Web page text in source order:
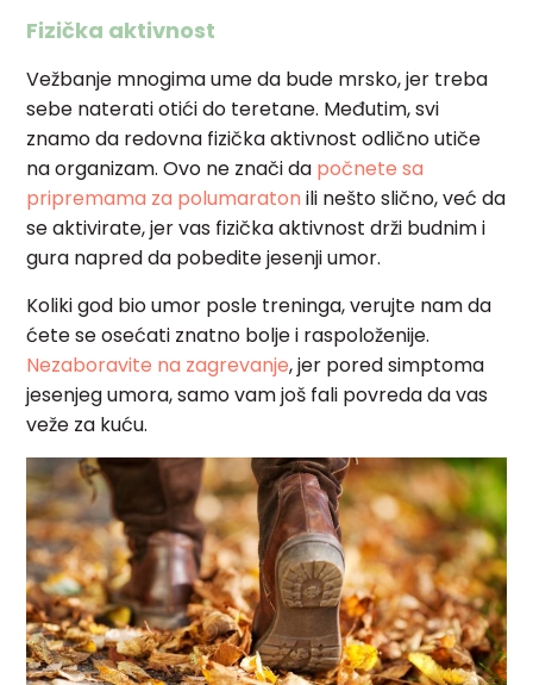
Fizička aktivnost
Vežbanje mnogima ume da bude mrsko, jer treba
sebe naterati otići do teretane. Međutim, svi
znamo da redovna fizička aktivnost odlično utiče
na organizam. Ovo ne znači da počnete sa
pripremama za polumaraton ili nešto slično, već da
se aktivirate, jer vas fizička aktivnost drži budnim i
gura napred da pobedite jesenji umor.
Koliki god bio umor posle treninga, verujte nam da
ćete se osećati znatno bolje i raspoloženije.
Nezaboravite na zagrevanje, jer pored simptoma
jesenjeg umora, samo vam još fali povreda da vas
veže za kuću.